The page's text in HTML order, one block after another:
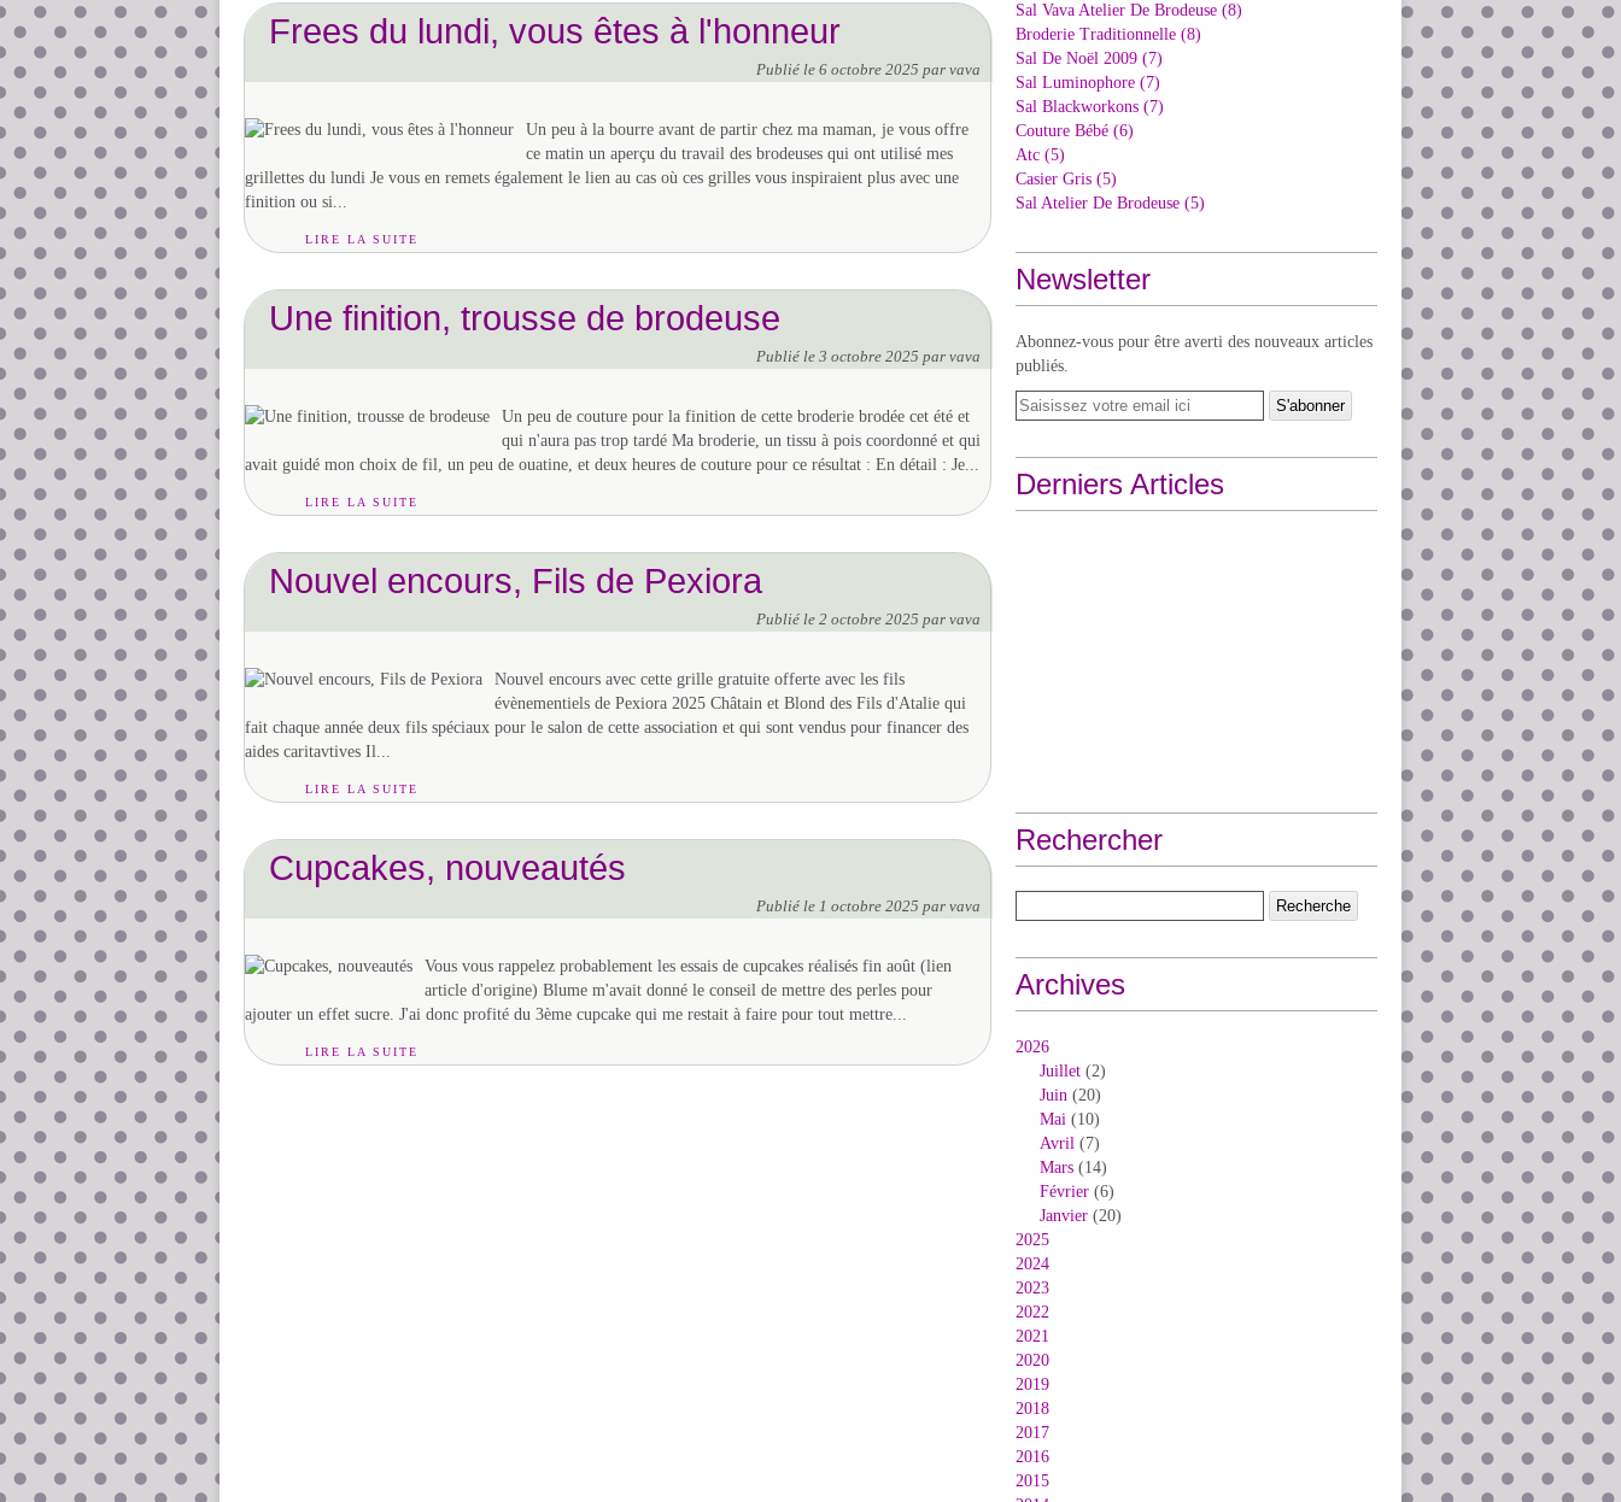
Frees du lundi, vous êtes à l'honneur
Publié le 6 octobre 2025 par vava
Un peu à la bourre avant de partir chez ma maman, je vous offre
ce matin un aperçu du travail des brodeuses qui ont utilisé mes
grillettes du lundi Je vous en remets également le lien au cas où ces grilles vous inspiraient plus avec une
finition ou si...
LIRE LA SUITE
Une finition, trousse de brodeuse
Publié le 3 octobre 2025 par vava
Un peu de couture pour la finition de cette broderie brodée cet été et
qui n'aura pas trop tardé Ma broderie, un tissu à pois coordonné et qui
avait guidé mon choix de fil, un peu de ouatine, et deux heures de couture pour ce résultat : En détail : Je...
LIRE LA SUITE
Nouvel encours, Fils de Pexiora
Publié le 2 octobre 2025 par vava
Nouvel encours avec cette grille gratuite offerte avec les fils
évènementiels de Pexiora 2025 Châtain et Blond des Fils d'Atalie qui
fait chaque année deux fils spéciaux pour le salon de cette association et qui sont vendus pour financer des
aides caritavtives Il...
LIRE LA SUITE
Cupcakes, nouveautés
Publié le 1 octobre 2025 par vava
Vous vous rappelez probablement les essais de cupcakes réalisés fin août (lien
article d'origine) Blume m'avait donné le conseil de mettre des perles pour
ajouter un effet sucre. J'ai donc profité du 3ème cupcake qui me restait à faire pour tout mettre...
LIRE LA SUITE
Sal Vava Atelier De Brodeuse (8)
Broderie Traditionnelle (8)
Sal De Noël 2009 (7)
Sal Luminophore (7)
Sal Blackworkons (7)
Couture Bébé (6)
Atc (5)
Casier Gris (5)
Sal Atelier De Brodeuse (5)
Newsletter
Abonnez-vous pour être averti des nouveaux articles
publiés.
Derniers Articles
Rechercher
Archives
2026
Juillet (2)
Juin (20)
Mai (10)
Avril (7)
Mars (14)
Février (6)
Janvier (20)
2025
2024
2023
2022
2021
2020
2019
2018
2017
2016
2015